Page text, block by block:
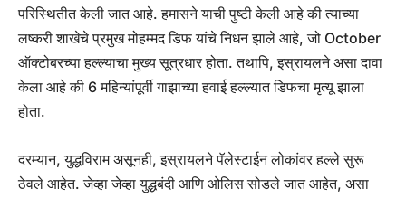
परिस्थितीत केली जात आहे. हमासने याची पुष्टी केली आहे की त्याच्या
लष्करी शाखेचे प्रमुख मोहम्मद डिफ यांचे निधन झाले आहे, जो October
ऑक्टोबरच्या हल्ल्याचा मुख्य सूत्रधार होता. तथापि, इस्रायलने असा दावा
केला आहे की 6 महिन्यांपूर्वी गाझाच्या हवाई हल्ल्यात डिफचा मृत्यू झाला
होता.
दरम्यान, युद्धविराम असूनही, इस्रायलने पॅलेस्टाईन लोकांवर हल्ले सुरू
ठेवले आहेत. जेव्हा जेव्हा युद्धबंदी आणि ओलिस सोडले जात आहेत, असा